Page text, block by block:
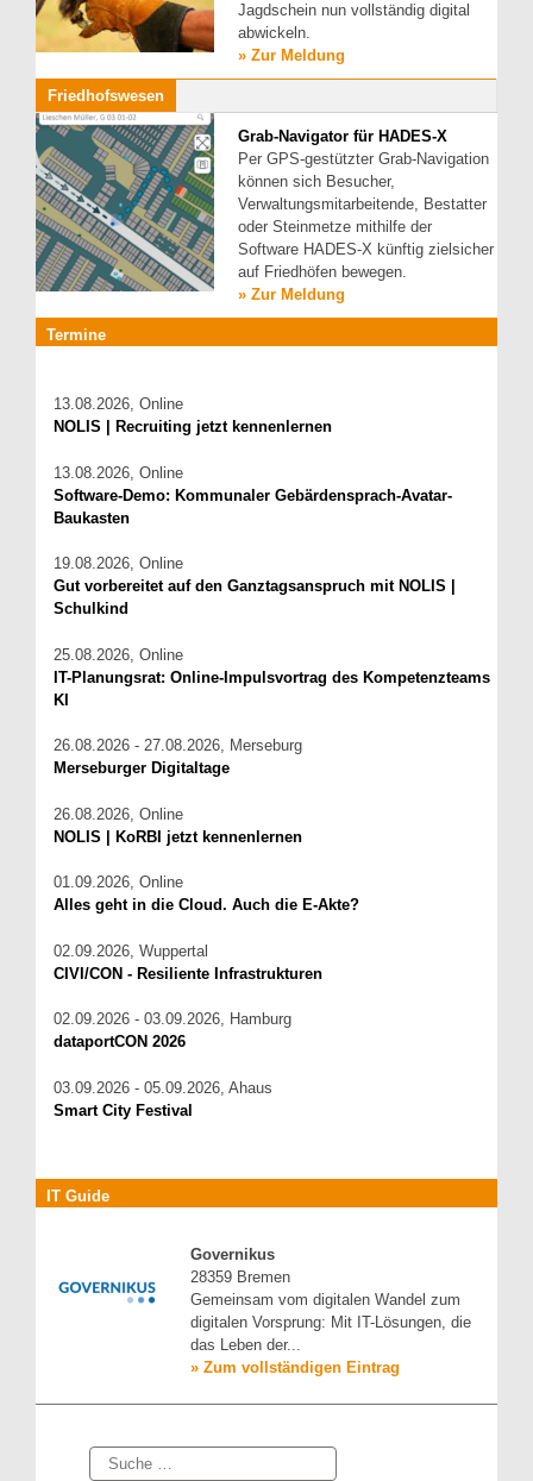
Jagdschein nun vollständig digital
abwickeln.
» Zur Meldung
Friedhofswesen
Grab-Navigator für HADES-X
Per GPS-gestützter Grab-Navigation
können sich Besucher,
Verwaltungsmitarbeitende, Bestatter
oder Steinmetze mithilfe der
Software HADES-X künftig zielsicher
auf Friedhöfen bewegen.
» Zur Meldung
Termine
13.08.2026, Online
NOLIS | Recruiting jetzt kennenlernen
13.08.2026, Online
Software-Demo: Kommunaler Gebärdensprach-Avatar-
Baukasten
19.08.2026, Online
Gut vorbereitet auf den Ganztagsanspruch mit NOLIS |
Schulkind
25.08.2026, Online
IT-Planungsrat: Online-Impulsvortrag des Kompetenzteams
KI
26.08.2026 - 27.08.2026, Merseburg
Merseburger Digitaltage
26.08.2026, Online
NOLIS | KoRBI jetzt kennenlernen
01.09.2026, Online
Alles geht in die Cloud. Auch die E-Akte?
02.09.2026, Wuppertal
CIVI/CON - Resiliente Infrastrukturen
02.09.2026 - 03.09.2026, Hamburg
dataportCON 2026
03.09.2026 - 05.09.2026, Ahaus
Smart City Festival
IT Guide
Governikus
28359 Bremen
Gemeinsam vom digitalen Wandel zum
digitalen Vorsprung: Mit IT-Lösungen, die
das Leben der...
» Zum vollständigen Eintrag
Suche